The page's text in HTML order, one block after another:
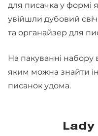
для писачка у формі
увійшли дубовий
та органайзер для
На пакуванні набору
яким можна знайти
писанок удома.